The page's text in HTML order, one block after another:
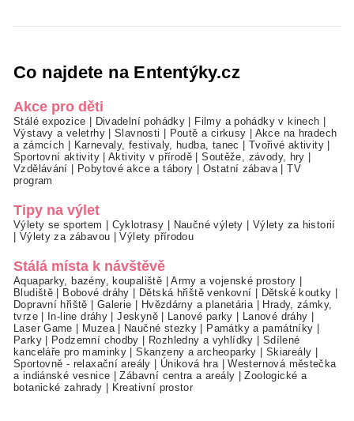
Co najdete na Ententýky.cz
Akce pro děti
Stálé expozice Divadelní pohádky Filmy a pohádky v kinech
Výstavy a veletrhy|Slavnosti Poutě a cirkusy
Akce na hradech
a zámcích
Karnevaly, festivaly, hudba, tanec Tvořivé aktivity
Sportovní aktivity|Aktivity v přírodě |Soutěže, závody, hry
Vzdělávání
Pobytové akce a tábory Ostatní zábava |TV
program
Tipy na výlet
Výlety se sportem Cyklotrasy Naučné výlety
Výlety za historií
Výlety za zábavou |Výlety přírodou
Stálá místa k návštěvě
Aquaparky, bazény, koupaliště |Army a vojenské prostory
Bludiště
Bobové dráhy Dětská hřiště venkovní Dětské koutky
Dopravní hřiště
Galerie Hvězdárny a planetária
Hrady, zámky,
tvrze| In-line dráhy |Jeskyně| Lanové parky Lanové dráhy
Laser Game
Muzea| Naučné stezky Památky a památníky
Parky| Podzemní chodby Rozhledny a vyhlídky
Sdílené
kanceláře pro maminky |Skanzeny a archeoparky Skiareály
Sportovně - relaxační areály
Úniková hra |Westernová městečka
a indiánské vesnice |Zábavní centra a areály |Zoologické a
botanické zahrady
Kreativní prostor